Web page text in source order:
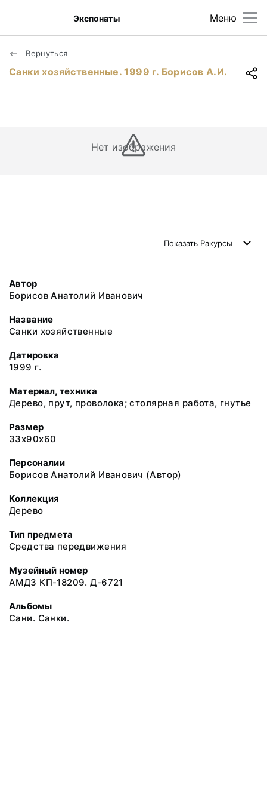
Меню
Экспонаты
Вернуться
Санки хозяйственные. 1999 г. Борисов А.И.
Нет изображения
Показать Ракурсы
Автор
Борисов Анатолий Иванович
Название
Санки хозяйственные
Датировка
1999 г.
Материал, техника
Дерево, прут, проволока; столярная работа, гнутье
Размер
33х90х60
Персоналии
Борисов Анатолий Иванович (Автор)
Коллекция
Дерево
Тип предмета
Средства передвижения
Музейный номер
АМДЗ КП-18209. Д-6721
Альбомы
Сани. Санки.